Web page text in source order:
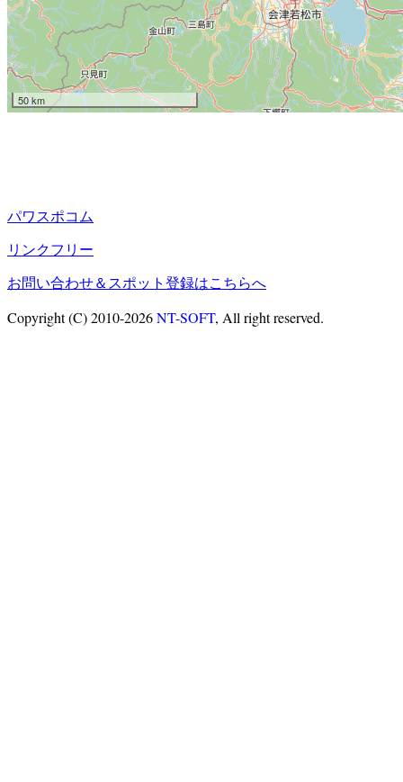
50 km
パワスポコム
リンクフリー
お問い合わせ＆スポット登録はこちらへ
Copyright (C) 2010-2026NT-SOFT, All right reserved.